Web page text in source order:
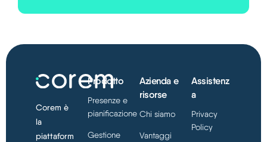
Corem è
la
piattaform
Prodotto
Presenze e
pianificazione
Gestione
Azienda e
risorse
Chi siamo
Vantaggi
Assistenz
a
Privacy
Policy